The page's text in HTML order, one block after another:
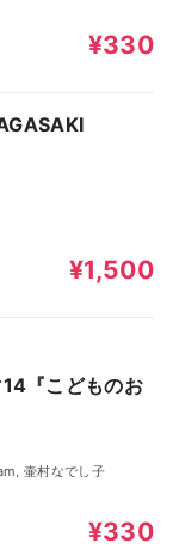
¥330
¥1,500
『こどものお
壷村なでし子
¥330